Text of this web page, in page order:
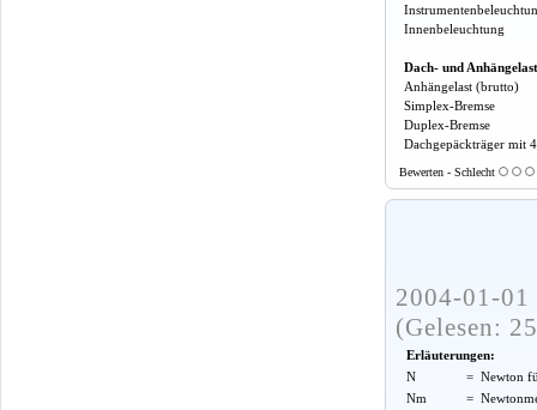
Innenbeleuchtung
Dach- und Anhängelast
Anhängelast (brutto)
Simplex-Bremse
Duplex-Bremse
Dachgepäckträger mit
Bewerten - Schlecht
2004-01-
(Gelesen:
Erläuterungen:
N
= Newton
Nm
=